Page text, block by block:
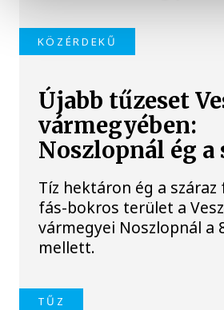
KÖZÉRDEKŰ
Újabb tűzeset
vármegyében:
Noszlopnál ég a
Tíz hektáron ég a száraz
fás-bokros terület a
vármegyei Noszlopnál a
mellett.
TŰZ